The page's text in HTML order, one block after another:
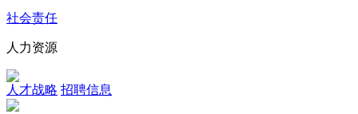
社会责任
人力资源
人才战略 招聘信息